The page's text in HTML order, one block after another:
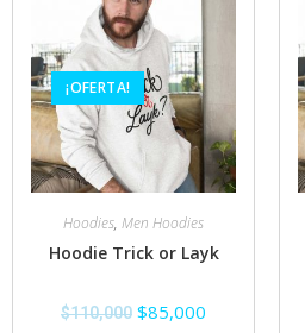
¡OFERTA!
Hoodies, Men Hoodies
Hoodie Trick or Layk
$110,000 $85,000